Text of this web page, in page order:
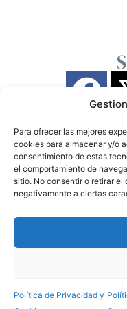
Para ofrecer las mejores
cookies para almacenar y/o
consentimiento de estas
el comportamiento de
sitio. No consentir o retirar
negativamente a ciertas
Política de Privacidad y